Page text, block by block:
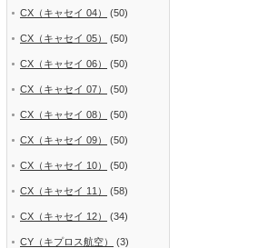
CX（キャセイ 04） (50)
CX（キャセイ 05） (50)
CX（キャセイ 06） (50)
CX（キャセイ 07） (50)
CX（キャセイ 08） (50)
CX（キャセイ 09） (50)
CX（キャセイ 10） (50)
CX（キャセイ 11） (58)
CX（キャセイ 12） (34)
CY（キプロス航空） (3)